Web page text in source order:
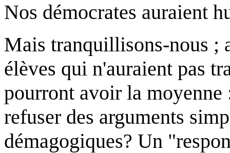
Nos démocrates auraient
Mais tranquillisons-nous ;
élèves qui n'auraient pas
pourront avoir la
refuser des arguments
démagogiques? Un